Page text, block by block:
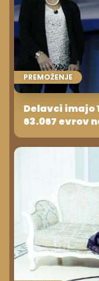
PREMOŽENJE
Delavci imajo
63.067 evrov